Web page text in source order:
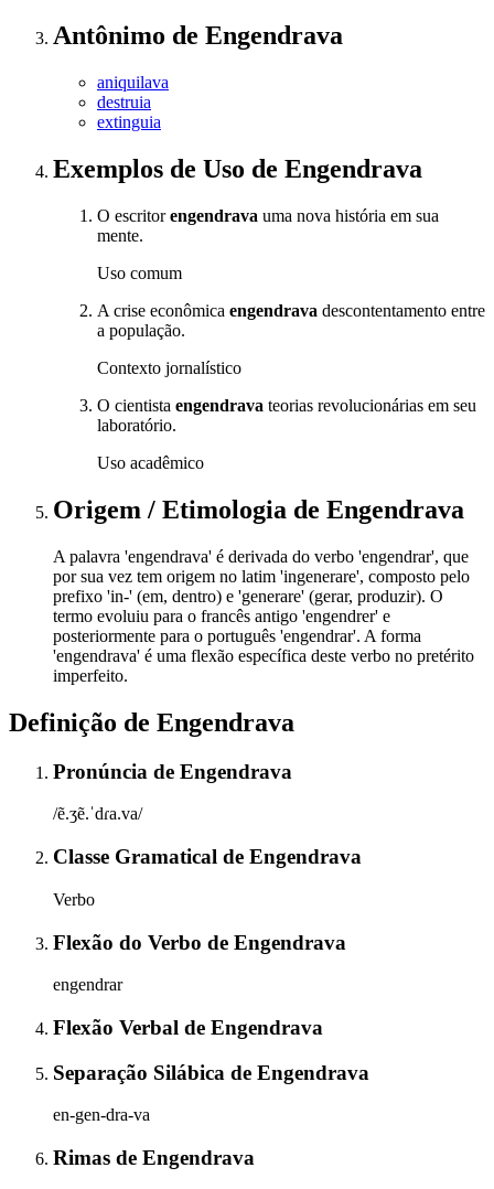
Antônimo de Engendrava
aniquilava
destruia
extinguia
Exemplos de Uso de Engendrava
O escritorengendrava uma nova história em sua
mente.
Uso comum
A crise econômica engendrava descontentamento entre
a população.
Contexto jornalístico
O cientista engendrava teorias revolucionárias em seu
laboratório.
Uso acadêmico
Origem / Etimologia de Engendrava
A palavra 'engendrava' é derivada do verbo 'engendrar', que
por sua vez tem origem no latim 'ingenerare', composto pelo
prefixo 'in-' (em, dentro) e 'generare' (gerar, produzir). O
termo evoluiu para o francês antigo 'engendrer' e
posteriormente para o português 'engendrar'. A forma
'engendrava' é uma flexão específica deste verbo no pretérito
imperfeito.
Definição de Engendrava
Pronúncia de Engendrava
/ẽ.ʒẽ.ˈdɾa.va/
Classe Gramatical de Engendrava
Verbo
Flexão do Verbo de Engendrava
engendrar
Flexão Verbal de Engendrava
Separação Silábica de Engendrava
en-gen-dra-va
Rimas de Engendrava